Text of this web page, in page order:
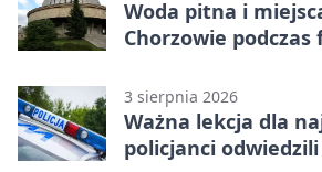
Woda pitna i
Chorzowie podczas
3 sierpnia 2026
Ważna lekcja dla
policjanci odwiedzili